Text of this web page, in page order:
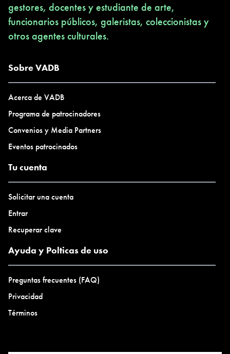
gestores, docentes y estudiante de arte,
funcionarios públicos, galeristas, coleccionistas y
otros agentes culturales.
Sobre VADB
Acerca de VADB
Programa de patrocinadores
Convenios y Media Partners
Eventos patrocinados
Tu cuenta
Solicitar una cuenta
Entrar
Recuperar clave
Ayuda y Polticas de uso
Preguntas frecuentes (FAQ)
Privacidad
Términos